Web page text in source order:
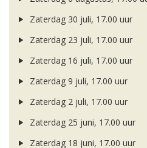
Zaterdag 30 juli, 17.00 uur
Zaterdag 23 juli, 17.00 uur
Zaterdag 16 juli, 17.00 uur
Zaterdag 9 juli, 17.00 uur
Zaterdag 2 juli, 17.00 uur
Zaterdag 25 juni, 17.00 uur
Zaterdag 18 juni, 17.00 uur